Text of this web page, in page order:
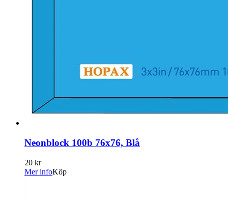
Neonblock 100b 76x76, Blå
20 kr
Mer infoKöp